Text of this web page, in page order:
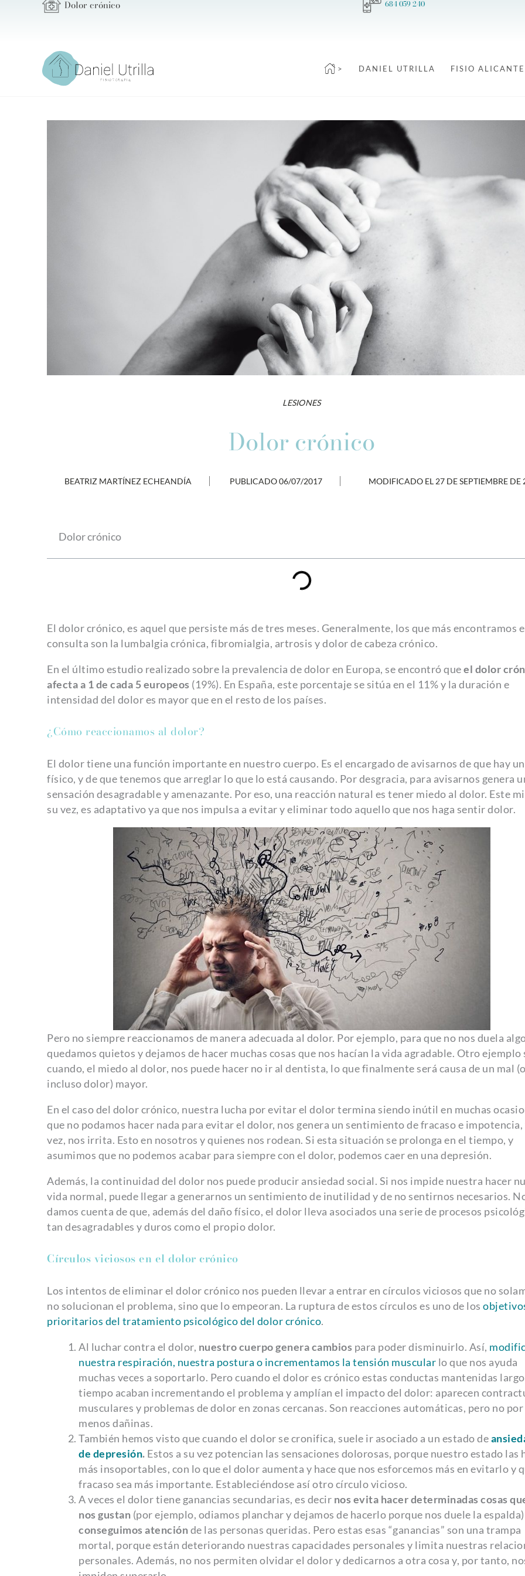
Dolor crónico 684 059 240
> DANIEL UTRILLA FISIO ALICANTE
LESIONES
Dolor crónico
BEATRIZ MARTÍNEZ ECHEANDÍA PUBLICADO06/07/2017 MODIFICADO EL 27 DE SEPTIEMBRE DE
Dolor crónico
El dolor crónico, es aquel que persiste más de tres meses. Generalmente, los que más encontramos
consulta son la lumbalgia crónica, fibromialgia, artrosis y dolor de cabeza crónico.
En el último estudio realizado sobre la prevalencia de dolor en Europa, se encontró queel dolor
afecta a 1 de cada 5 europeos (19%). En España, este porcentaje se sitúa en el 11% y la duración e
intensidad del dolor es mayor que en el resto de los países.
¿Cómo reaccionamos al dolor?
El dolor tiene una función importante en nuestro cuerpo. Es el encargado de avisarnos de que hay
físico, y de que tenemos que arreglar lo que lo está causando. Por desgracia, para avisarnos genera
sensación desagradable y amenazante. Por eso, una reacción natural es tener miedo al dolor. Este
su vez, es adaptativo ya que nos impulsa a evitar y eliminar todo aquello que nos haga sentir dolor.
Pero no siempre reaccionamos de manera adecuada al dolor. Por ejemplo, para que no nos duela
quedamos quietos y dejamos de hacer muchas cosas que nos hacían la vida agradable. Otro ejemplo
cuando, el miedo al dolor, nos puede hacer no ir al dentista, lo que finalmente será causa de un mal (o
incluso dolor) mayor.
En el caso del dolor crónico, nuestra lucha por evitar el dolor termina siendo inútil en muchas
que no podamos hacer nada para evitar el dolor, nos genera un sentimiento de fracaso e impotencia,
vez, nos irrita. Esto en nosotros y quienes nos rodean. Si esta situación se prolonga en el tiempo, y
asumimos que no podemos acabar para siempre con el dolor, podemos caer en una depresión.
Además, la continuidad del dolor nos puede producir ansiedad social. Si nos impide nuestra hacer
vida normal, puede llegar a generarnos un sentimiento de inutilidad y de no sentirnos necesarios.
damos cuenta de que, además del daño físico, el dolor lleva asociados una serie de procesos
tan desagradables y duros como el propio dolor.
Círculos viciosos en el dolor crónico
Los intentos de eliminar el dolor crónico nos pueden llevar a entrar en círculos viciosos que no
no solucionan el problema, sino que lo empeoran. La ruptura de estos círculos es uno de los
prioritarios del tratamiento psicológico del dolor crónico.
Al luchar contra el dolor, nuestro cuerpo genera cambios para poder disminuirlo. Así,
nuestra respiración, nuestra postura o incrementamos la tensión muscular lo que nos ayuda
muchas veces a soportarlo. Pero cuando el dolor es crónico estas conductas mantenidas largo
tiempo acaban incrementando el problema y amplían el impacto del dolor: aparecen
musculares y problemas de dolor en zonas cercanas. Son reacciones automáticas, pero no
menos dañinas.
También hemos visto que cuando el dolor se cronifica, suele ir asociado a un estado de
de depresión. Estos a su vez potencian las sensaciones dolorosas, porque nuestro estado las
más insoportables, con lo que el dolor aumenta y hace que nos esforcemos más en evitarlo y
fracaso sea más importante. Estableciéndose así otro círculo vicioso.
A veces el dolor tiene ganancias secundarias, es decir nos evita hacer determinadas cosas
nos gustan (por ejemplo, odiamos planchar y dejamos de hacerlo porque nos duele la
conseguimos atenciónde las personas queridas. Pero estas esas “ganancias” son una trampa
mortal, porque están deteriorando nuestras capacidades personales y limita nuestras
personales. Además, no nos permiten olvidar el dolor y dedicarnos a otra cosa y, por tanto,